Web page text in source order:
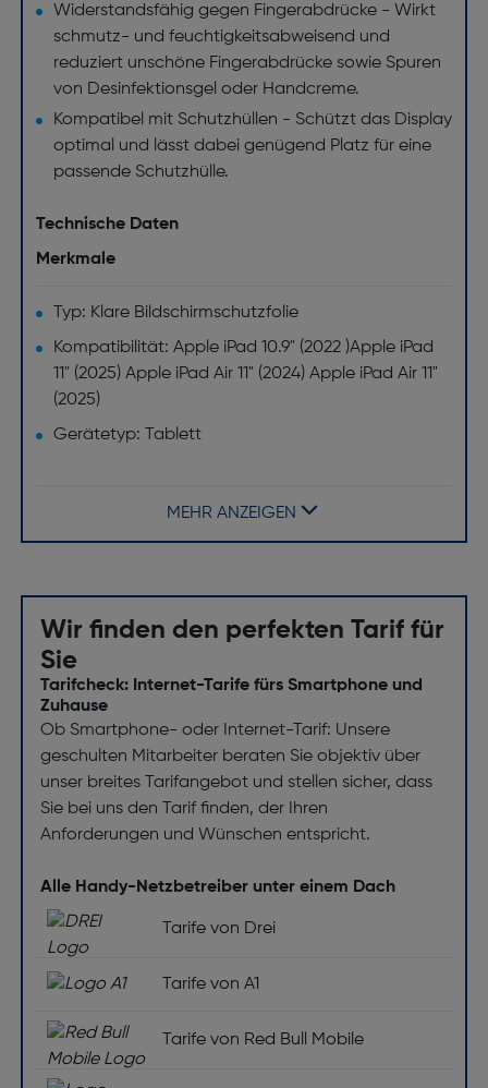
Widerstandsfähig gegen Fingerabdrücke - Wirkt
schmutz- und feuchtigkeitsabweisend und
reduziert unschöne Fingerabdrücke sowie Spuren
von Desinfektionsgel oder Handcreme.
Kompatibel mit Schutzhüllen - Schützt das Display
optimal und lässt dabei genügend Platz für eine
passende Schutzhülle.
Technische Daten
Merkmale
Typ: Klare Bildschirmschutzfolie
Kompatibilität: Apple iPad 10.9" (2022 )Apple iPad
11" (2025) Apple iPad Air 11" (2024) Apple iPad Air 11"
(2025)
Gerätetyp: Tablett
Sonstige Funktionen
Spiegeleffekt (Bildschirmhintergrund/aus): Nein
MEHR ANZEIGEN
Wir finden den perfekten Tarif für
Sie
Tarifcheck: Internet-Tarife fürs Smartphone und
Zuhause
Ob Smartphone- oder Internet-Tarif: Unsere
geschulten Mitarbeiter beraten Sie objektiv über
unser breites Tarifangebot und stellen sicher, dass
Sie bei uns den Tarif finden, der Ihren
Anforderungen und Wünschen entspricht.
Alle Handy-Netzbetreiber unter einem Dach
Tarife von Drei
Tarife von A1
Tarife von Red Bull Mobile